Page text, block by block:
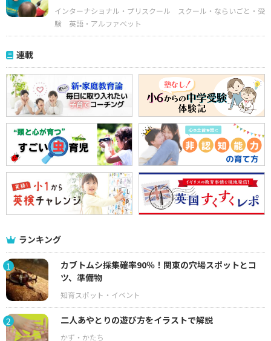
インターナショナル・プリスクール
スクール・ならいごと・受
験
英語・アルファベット
連載
ランキング
1
カブトムシ採集確率90％！関東の穴場スポットとコ
ツ、準備物
2 二人あやとりの遊び方をイラストで解説